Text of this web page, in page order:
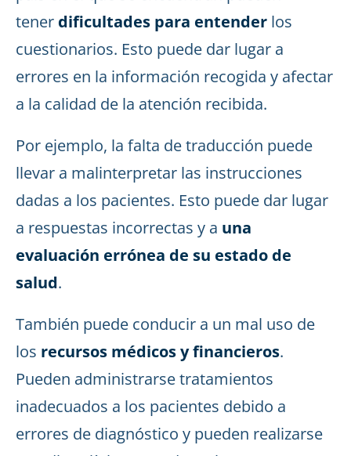
tener dificultades para entender los
cuestionarios. Esto puede dar lugar a
errores en la información recogida y afectar
a la calidad de la atención recibida.
Por ejemplo, la falta de traducción puede
llevar a malinterpretar las instrucciones
dadas a los pacientes. Esto puede dar lugar
a respuestas incorrectas y a una
evaluación errónea de su estado de
salud.
También puede conducir a un mal uso de
los recursos médicos y financieros.
Pueden administrarse tratamientos
inadecuados a los pacientes debido a
errores de diagnóstico y pueden realizarse